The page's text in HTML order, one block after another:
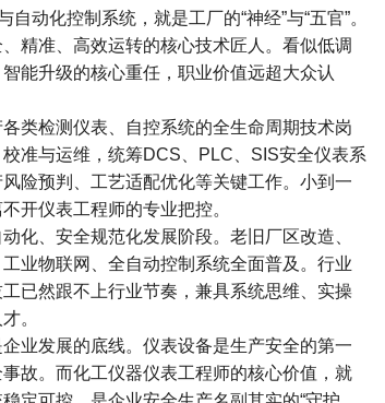
自动化控制系统，就是工厂的“神经”与“五官”。
精准、高效运转的核心技术匠人。看似低调
能升级的核心重任，职业价值远超大众认
类检测仪表、自控系统的全生命周期技术岗
准与运维，统筹DCS PLC SIS安全仪表系
险预判、工艺适配优化等关键工作。小到一
开仪表工程师的专业把控。
化、安全规范化发展阶段。老旧厂区改造、
业物联网、全自动控制系统全面普及。行业
已然跟不上行业节奏，兼具系统思维、实操
。
业发展的底线。仪表设备是生产安全的第一
故。而化工仪器仪表工程师的核心价值，就